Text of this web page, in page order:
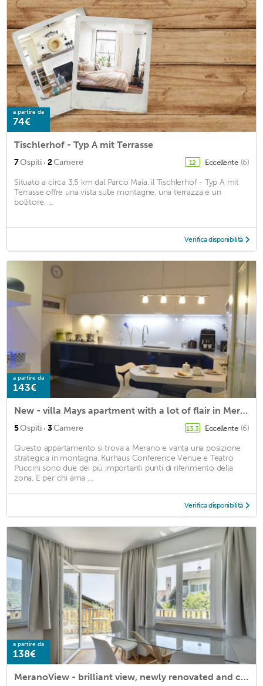
a partire da
74€
Tischlerhof - Typ A mit Terrasse
7Ospiti · 2Camere 12 Eccellente (6)
Situato a circa 3,5 km dal Parco Maia, il Tischlerhof - Typ A mit
Terrasse offre una vista sulle montagne, una terrazza e un
bollitore. ...
Verifica disponibilità
a partire da
143€
New - villa Mays apartment with a lot of flair in Merano
5Ospiti · 3Camere 13,3 Eccellente (6)
Questo appartamento si trova a Merano e vanta una posizione
strategica in montagna. Kurhaus Conference Venue e Teatro
Puccini sono due dei più importanti punti di riferimento della
zona. E per chi ama ...
Verifica disponibilità
a partire da
138€
MeranoView - brilliant view, newly renovated and central